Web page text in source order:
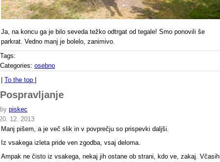
Ja, na koncu ga je bilo seveda težko odtrgat od tegale! Smo ponovili še
parkrat. Vedno manj je bolelo, zanimivo.
Tags:
Categories: osebno
To the top
Pospravljanje
by piskec
12. 2013
Manj pišem, a je več slik in v povprečju so prispevki daljši.
Iz vsakega izleta pride ven zgodba, vsaj deloma.
Ampak ne čisto iz vsakega, nekaj jih ostane ob strani, kdo ve, zakaj. Včasih